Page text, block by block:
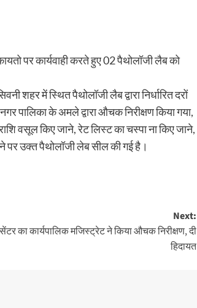
पर कार्यवाही करते हुए 02 पैथोलॉजी लैब को
शहर में स्थित पैथोलॉजी लैब द्वारा निर्धारित दरों
पालिका के अमले द्वारा औचक निरीक्षण किया गया,
वसूल किए जाने, रेट लिस्ट का चस्पा ना किए जाने,
पर उक्त पैथोलॉजी लेब सील की गई है।
Next:
का कार्यपालिक मजिस्ट्रेट ने किया औचक निरीक्षण, दी
हिदायत